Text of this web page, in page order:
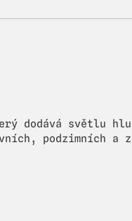
dodává světlu
podzimních a